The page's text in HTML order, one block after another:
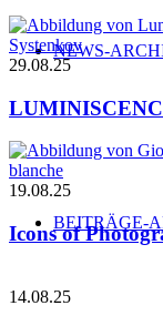
NEWS-
BEITRÄGE-
29.08.25
19.08.25
Icons of
14.08.25